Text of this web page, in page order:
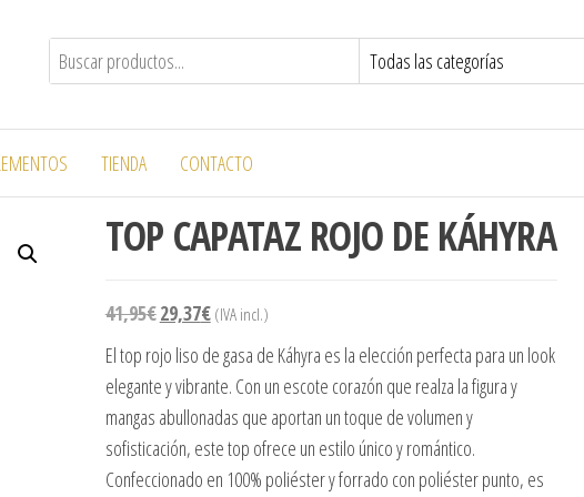
TIENDA CONTACTO
TOP CAPATAZ ROJO DE KÁHYRA
41,95€29,37€ (IVA incl.)
El top rojo liso de gasa de Káhyra es la elección perfecta para un look
elegante y vibrante. Con un escote corazón que realza la figura y
mangas abullonadas que aportan un toque de volumen y
sofisticación, este top ofrece un estilo único y romántico.
Confeccionado en 100% poliéster y forrado con poliéster punto, es